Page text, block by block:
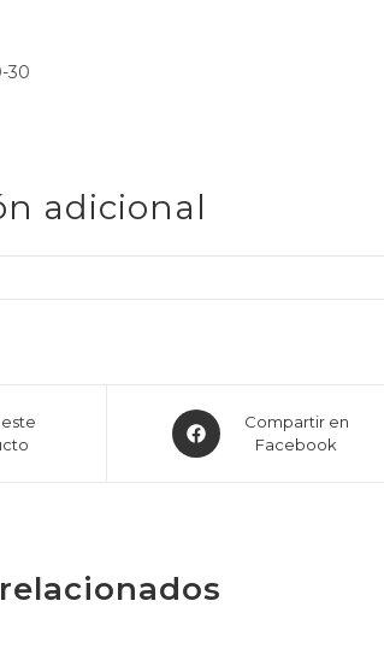
30
adicional
Compartir en
Facebook